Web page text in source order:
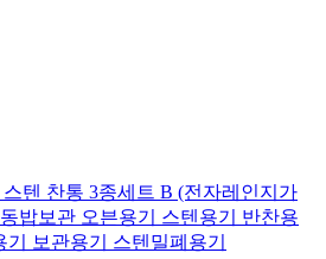
텐 찬통 3종세트 B (전자레인지가
밥보관 오븐용기 스텐용기 반찬용
기 보관용기 스텐밀폐용기